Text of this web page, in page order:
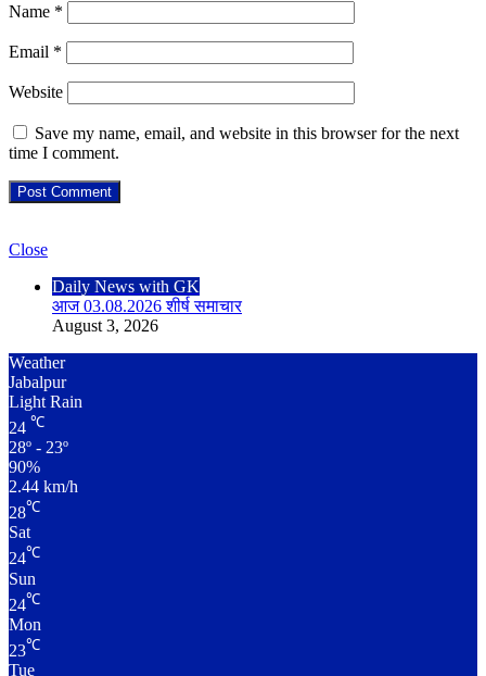
Name *
Email *
Website
Save my name, email, and website in this browser for the next
time I comment.
Close
Daily News with GK
आज 03.08.2026 शीर्ष समाचार
August 3, 2026
Weather
Jabalpur
Light Rain
24 ℃
28º - 23º
90%
2.44 km/h
28℃
Sat
24℃
Sun
24℃
Mon
23℃
Tue